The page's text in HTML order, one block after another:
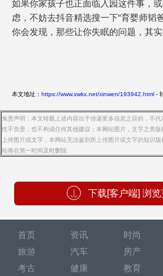
如果你家孩子也正面临入园这件事，
虑，不妨去抖音精选搜一下“育婴师韬
你会发现，那些让你失眠的问题，其实
本文地址： https://www.xwkx.net/xinwen/193942.html -
免责声明：本文转载上述内容出于传递更多信息之目的，不
性不负责，也不构成任何其他建议；本网站图片，文字之类
上传图片或文字，本网站无法鉴别所上传图片或文字的知识
站将在第一时间及时删除.
下载[客户端] 浏
首页 资讯 时尚
旅游
汽车 房产
考古
健康 教育